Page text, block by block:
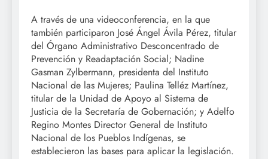
A través de una videoconferencia, en la que
también participaron José Ángel Ávila Pérez, titular
del Órgano Administrativo Desconcentrado de
Prevención y Readaptación Social; Nadine
Gasman Zylbermann, presidenta del Instituto
Nacional de las Mujeres; Paulina Telléz Martínez,
titular de la Unidad de Apoyo al Sistema de
Justicia de la Secretaría de Gobernación; y Adelfo
Regino Montes Director General de Instituto
Nacional de los Pueblos Indígenas, se
establecieron las bases para aplicar la legislación.